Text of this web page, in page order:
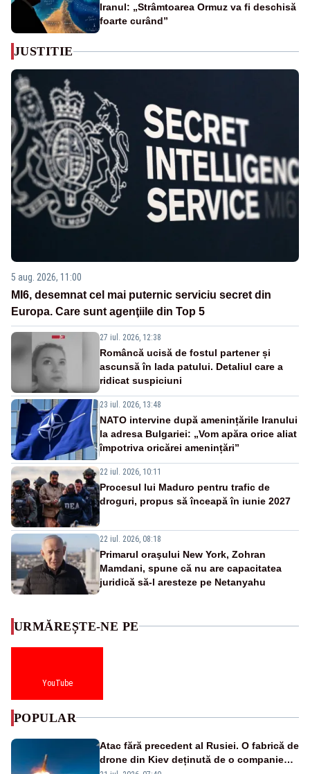
Iranul: „Strâmtoarea Ormuz va fi deschisă
foarte curând”
JUSTITIE
5 aug. 2026, 11:00
MI6, desemnat cel mai puternic serviciu secret din
Europa. Care sunt agenţiile din Top 5
27 iul. 2026, 12:38
Româncă ucisă de fostul partener și
ascunsă în lada patului. Detaliul care a
ridicat suspiciuni
23 iul. 2026, 13:48
NATO intervine după amenințările Iranului
la adresa Bulgariei: „Vom apăra orice aliat
împotriva oricărei amenințări”
22 iul. 2026, 10:11
Procesul lui Maduro pentru trafic de
droguri, propus să înceapă în iunie 2027
22 iul. 2026, 08:18
Primarul oraşului New York, Zohran
Mamdani, spune că nu are capacitatea
juridică să-l aresteze pe Netanyahu
URMĂREȘTE-NE PE
YouTube
POPULAR
Atac fără precedent al Rusiei. O fabrică de
drone din Kiev deținută de o companie